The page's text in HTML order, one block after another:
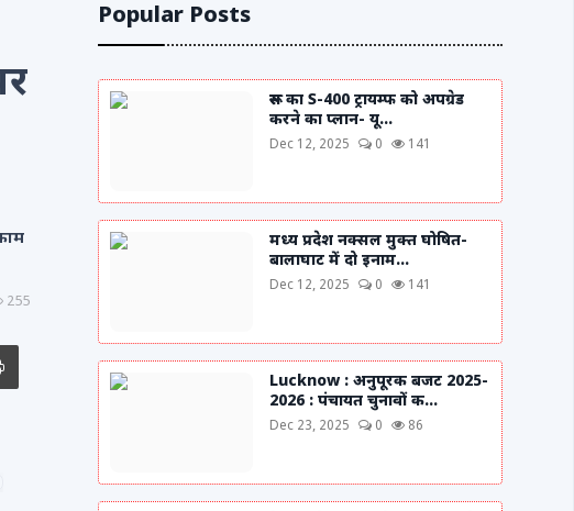
255
Popular Posts
रूस का S-400 ट्रायम्फ को अपग्रेड
करने का प्लान- यू...
Dec 12, 2025 0 141
मध्य प्रदेश नक्सल मुक्त घोषित-
बालाघाट में दो इनाम...
Dec 12, 2025 0 141
Lucknow : अनुपूरक बजट 2025-
2026 : पंचायत चुनावों क...
Dec 23, 2025 0 86